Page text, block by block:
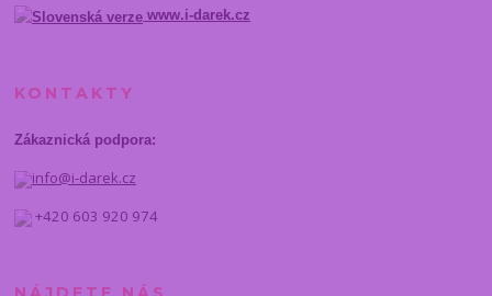
www.i-darek.cz
KONTAKTY
Zákaznická podpora:
info@i-darek.cz
+420 603 920 974